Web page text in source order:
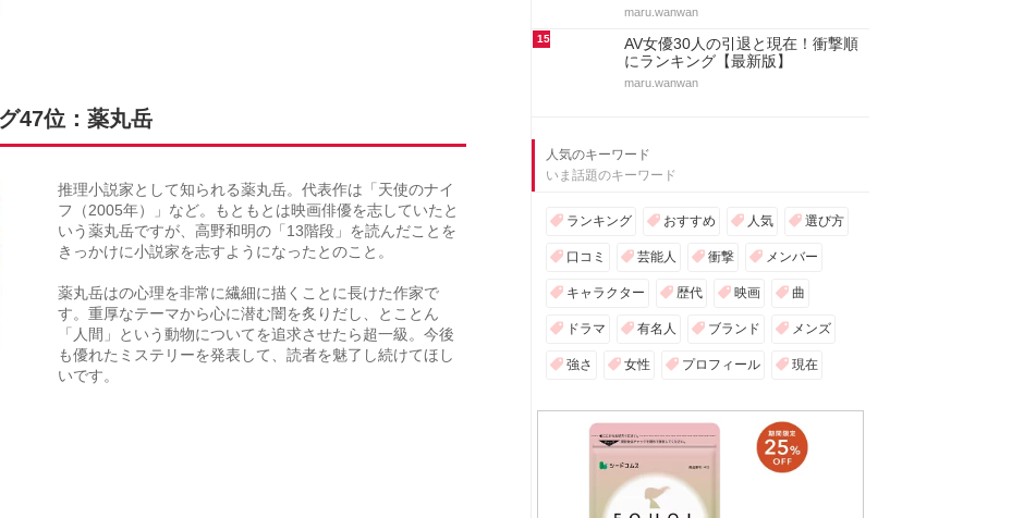
47位：薬丸岳
推理小説家として知られる薬丸岳。代表作は「天使のナイ
フ（2005年）」など。もともとは映画俳優を志していたと
いう薬丸岳ですが、高野和明の「13階段」を読んだことを
きっかけに小説家を志すようになったとのこと。
薬丸岳はの心理を非常に繊細に描くことに長けた作家で
す。重厚なテーマから心に潜む闇を炙りだし、とことん
「人間」という動物についてを追求させたら超一級。今後
も優れたミステリーを発表して、読者を魅了し続けてほし
いです。
maru.wanwan
15
AV女優30人の引退と現在！衝撃順
にランキング【最新版】
maru.wanwan
人気のキーワード
いま話題のキーワード
ランキング おすすめ 人気 選び方
口コミ 芸能人 衝撃 メンバー
キャラクター 歴代 映画 曲
ドラマ 有名人 ブランド メンズ
強さ 女性 プロフィール 現在